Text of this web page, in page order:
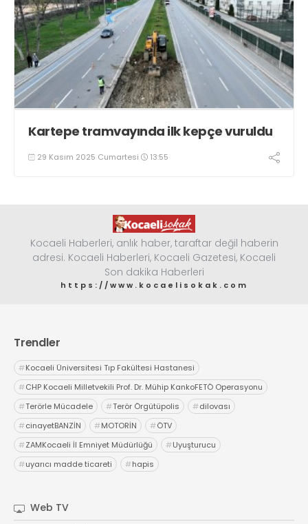
Kartepe tramvayında ilk kepçe vuruldu
29 Kasım 2025 Cumartesi 13:55
Kocaeli Haberleri, anlık haber, taraftar değil haberin
adresi. Kocaeli Haberleri, Kocaeli Gazetesi, Kocaeli
Son dakika Haberleri
https://www.kocaelisokak.com
Trendler
#Kocaeli Üniversitesi Tıp Fakültesi Hastanesi
#CHP Kocaeli Milletvekili Prof. Dr. Mühip KankoFETÖ Operasyonu
#Terörle Mücadele #Terör Örgütüpolis #dilovası
#cinayetBANZİN #MOTORİN #ÖTV
#ZAMKocaeli İl Emniyet Müdürlüğü #Uyuşturucu
#uyarıcı madde ticareti #hapis
Web TV